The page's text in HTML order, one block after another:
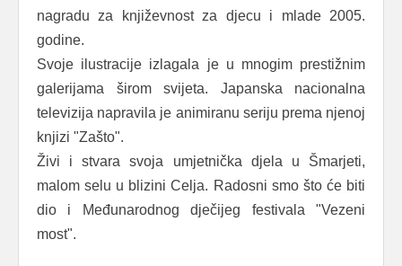
nagradu za književnost za djecu i mlade 2005.
godine.
Svoje ilustracije izlagala je u mnogim prestižnim
galerijama širom svijeta. Japanska nacionalna
televizija napravila je animiranu seriju prema njenoj
knjizi "Zašto".
Živi i stvara svoja umjetnička djela u Šmarjeti,
malom selu u blizini Celja. Radosni smo što će biti
dio i Međunarodnog dječijeg festivala "Vezeni
most".